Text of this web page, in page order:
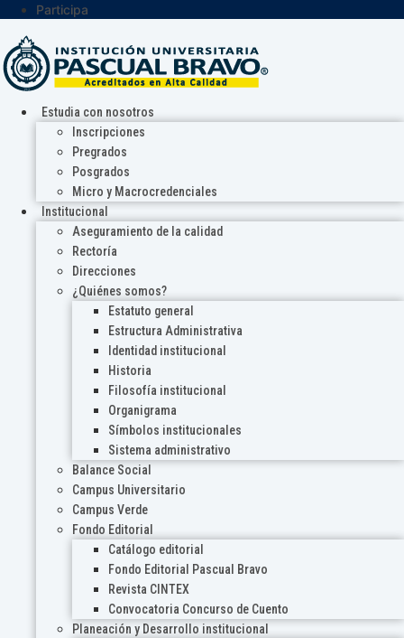
Participa
Estudia con nosotros
Inscripciones
Pregrados
Posgrados
Micro y Macrocredenciales
Institucional
Aseguramiento de la calidad
Rectoría
Direcciones
¿Quiénes somos?
Estatuto general
Estructura Administrativa
Identidad institucional
Historia
Filosofía institucional
Organigrama
Símbolos institucionales
Sistema administrativo
Balance Social
Campus Universitario
Campus Verde
Fondo Editorial
Catálogo editorial
Fondo Editorial Pascual Bravo
Revista CINTEX
Convocatoria Concurso de Cuento
Planeación y Desarrollo institucional